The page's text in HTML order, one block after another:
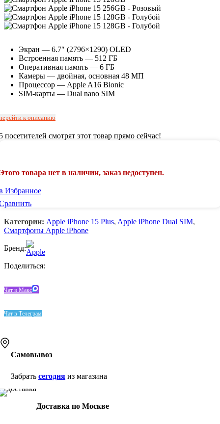
Экран — 6.7″ (2796×1290) OLED
Встроенная память — 512 ГБ
Оперативная память — 6 ГБ
Камеры — двойная, основная 48 МП
Процессор — Apple A16 Bionic
SIM-карты — Dual nano SIM
к описанию
посетителей смотрят этот товар прямо сейчас!
товара нет в наличии, заказ недоступен.
Избранное
Категории: Apple iPhone 15 Plus, Apple iPhone Dual SIM,
Смартфоны Apple iPhone
Бренд:
Поделиться:
Чат в Макс
Чат в Телеграм
Самовывоз
Забрать сегодня из магазина
Доставка по Москве